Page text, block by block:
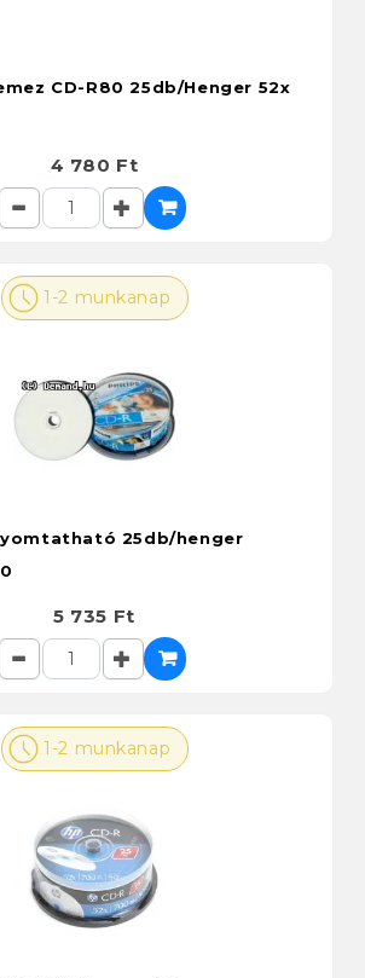
CD-R80 25db/Henger 52x
4 780 Ft
1-2 munkanap
25db/henger
5 735 Ft
1-2 munkanap